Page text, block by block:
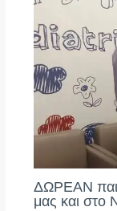
ΔΩΡΕΑΝ
μας και στο